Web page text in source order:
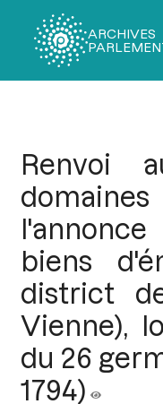
ARCHIVES
Renvoi
biens
district
Vienne),
du 26
1794)